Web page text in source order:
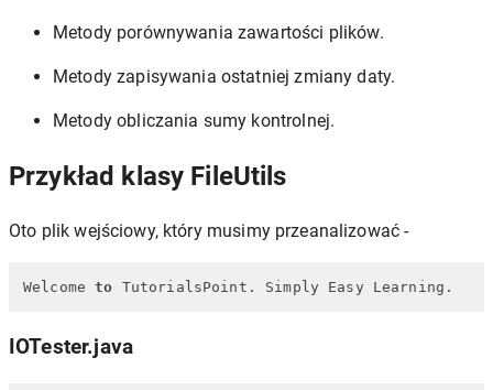
Metody porównywania zawartości plików.
Metody zapisywania ostatniej zmiany daty.
Metody obliczania sumy kontrolnej.
Przykład klasy FileUtils
Oto plik wejściowy, który musimy przeanalizować -
Welcome to TutorialsPoint. Simply Easy Learning.
IOTester.java